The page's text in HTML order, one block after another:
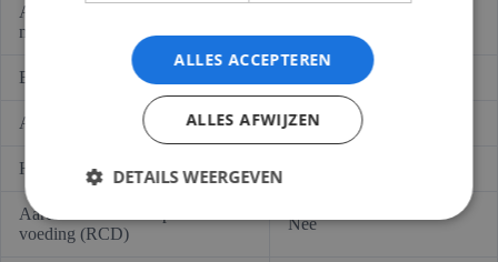
Aantal aardlekschakelaars 300
mA
Bescherming hoofdschakelaar
Aantal polen hoofdschakelaar 2
Hoofdschakelaar – nom. stroom
Aardlekschakelaar op de
voeding (RCD)
Nee
ALLES ACCEPTEREN
ALLES AFWIJZEN
DETAILS WEERGEVEN